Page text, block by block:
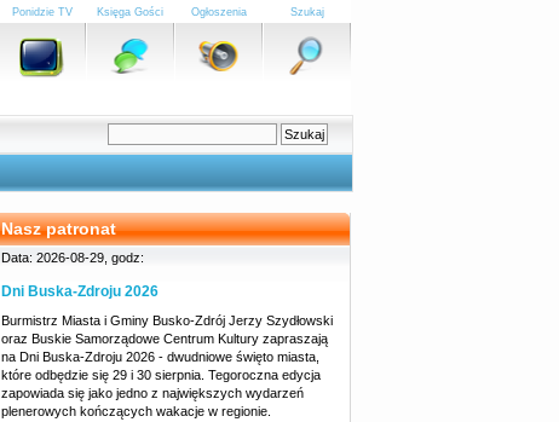
Szukaj
Ogłoszenia
Księga Gości
Ponidzie TV
Nasz patronat
Data: 2026-08-29, godz:
Dni Buska-Zdroju 2026
Burmistrz Miasta i Gminy Busko-Zdrój Jerzy Szydłowski
oraz Buskie Samorządowe Centrum Kultury zapraszają
na Dni Buska-Zdroju 2026 - dwudniowe święto miasta,
które odbędzie się 29 i 30 sierpnia. Tegoroczna edycja
zapowiada się jako jedno z największych wydarzeń
plenerowych kończących wakacje w regionie.